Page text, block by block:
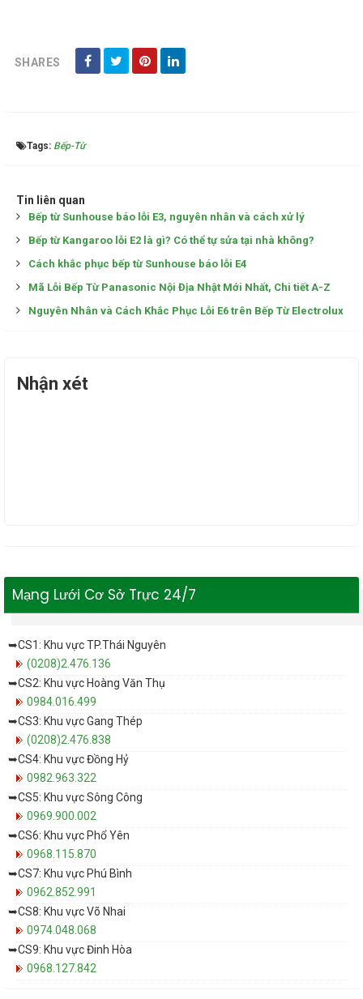
SHARES
Tags: Bếp-Từ
Tin liên quan
Bếp từ Sunhouse báo lỗi E3, nguyên nhân và cách xử lý
Bếp từ Kangaroo lỗi E2 là gì? Có thể tự sửa tại nhà không?
Cách khắc phục bếp từ Sunhouse báo lỗi E4
Mã Lỗi Bếp Từ Panasonic Nội Địa Nhật Mới Nhất, Chi tiết A-Z
Nguyên Nhân và Cách Khắc Phục Lỗi E6 trên Bếp Từ Electrolux
Nhận xét
Mạng Lưới Cơ Sở Trực 24/7
➥CS1: Khu vực TP.Thái Nguyên
(0208)2.476.136
➥CS2: Khu vực Hoàng Văn Thụ
0984.016.499
➥CS3: Khu vực Gang Thép
(0208)2.476.838
➥CS4: Khu vực Đồng Hỷ
0982.963.322
➥CS5: Khu vực Sông Công
0969.900.002
➥CS6: Khu vực Phổ Yên
0968.115.870
➥CS7: Khu vực Phú Bình
0962.852.991
➥CS8: Khu vực Võ Nhai
0974.048.068
➥CS9: Khu vực Đinh Hòa
0968.127.842